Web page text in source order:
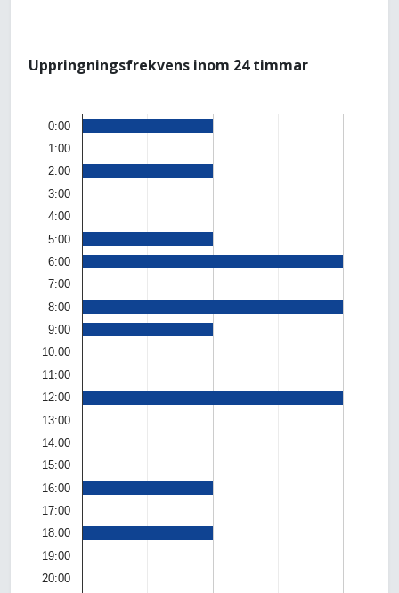
Uppringningsfrekvens inom 24 timmar
0:00
1:00
2:00
3:00
4:00
5:00
6:00
7:00
8:00
9:00
10:00
11:00
12:00
13:00
14:00
15:00
16:00
17:00
18:00
19:00
20:00